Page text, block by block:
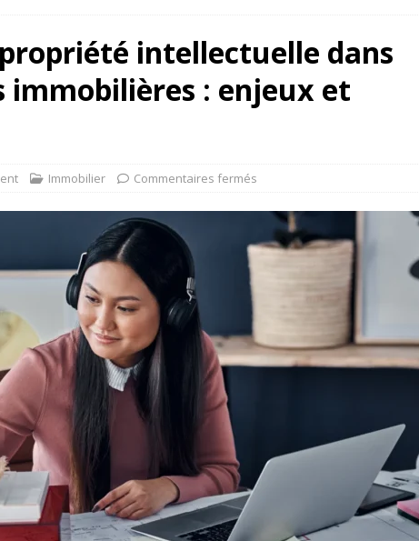
intellectuelle dans
immobilières : enjeux et
Immobilier Commentaires fermés